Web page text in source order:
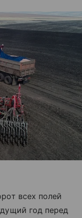
всех полей
год перед